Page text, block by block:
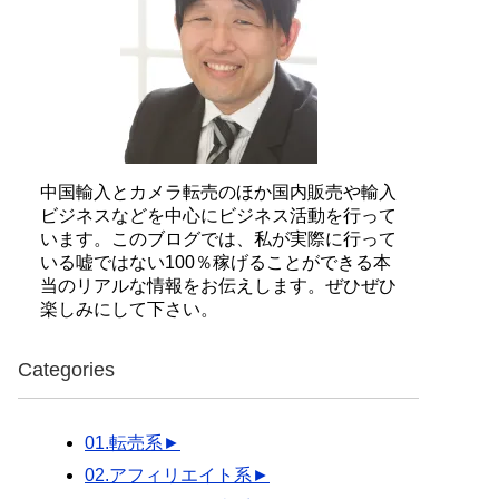
中国輸入とカメラ転売のほか国内販売や輸入
ビジネスなどを中心にビジネス活動を行って
います。このブログでは、私が実際に行って
いる嘘ではない100％稼げることができる本
当のリアルな情報をお伝えします。ぜひぜひ
楽しみにして下さい。
Categories
01.転売系 ►
02.アフィリエイト系 ►